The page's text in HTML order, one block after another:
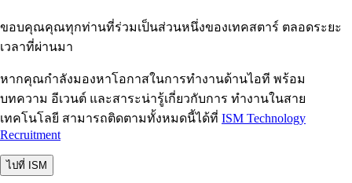
ขอบคุณคุณทุกท่านที่ร่วมเป็นส่วนหนึ่งของเทคสตาร์ ตลอดระยะ
เวลาที่ผ่านมา
หากคุณกำลังมองหาโอกาสในการทำงานด้านไอที พร้อม
บทความ อีเวนต์ และสาระน่ารู้เกี่ยวกับการ ทำงานในสาย
เทคโนโลยี สามารถติดตามทั้งหมดนี้ได้ที่ ISM Technology
Recruitment
ไปที่ ISM